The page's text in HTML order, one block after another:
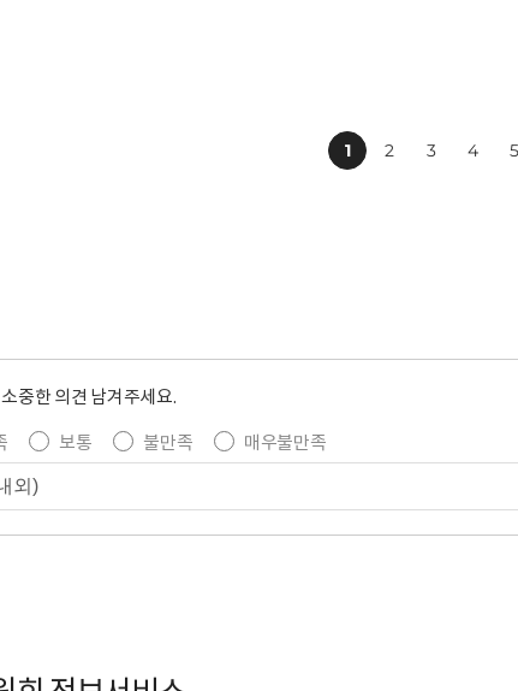
1 2 3 4 5
중한 의견 남겨주세요.
보통 불만족
매우불만족